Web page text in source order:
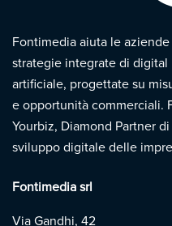
Fontimedia aiuta le
strategie integrate di
artificiale, progettate su
e opportunità commerciali.
Yourbiz, Diamond Partner
sviluppo digitale delle
Fontimedia srl
Via Gandhi, 42